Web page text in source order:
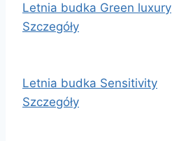
Letnia budka Green luxury
Szczegóły
Letnia budka Sensitivity
Szczegóły